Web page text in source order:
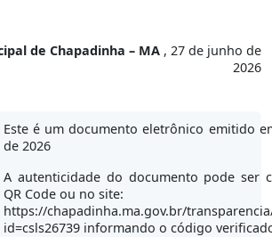
de Chapadinha – MA , 27 de junho de
2026
Este é um documento eletrônico emitido
de 2026
A autenticidade do documento pode ser
QR Code ou no site:
https://chapadinha.ma.gov.br/
id=csls26739 informando o código